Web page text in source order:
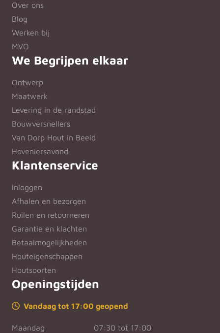
Over ons
Blog
Werken bij
MVO
We Begrijpen elkaar
Ontwerp
Maatwerk
Levering in de randstad
Bouwversnellers
Van Dorp Hout in Beeld
Hoveniersavond
Klantenservice
Inloggen
Afhalen en bezorgen
Ruilen en retourneren
Garantie en klachten
Betaalmogelijkheden
Houteigenschappen
Houtsoorten
Openingstijden
Vandaag tot 17:00 geopend
Maandag
07:30 tot 17:00